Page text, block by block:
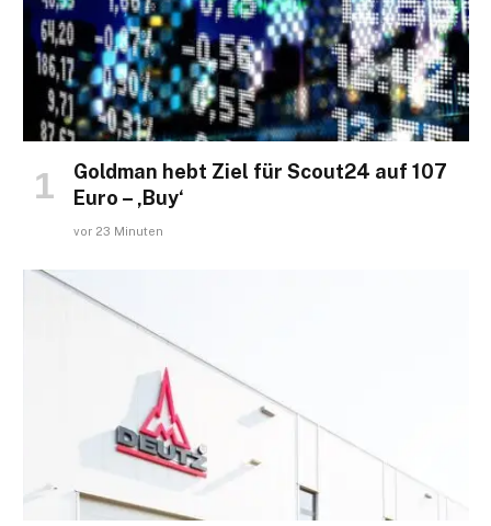
Goldman hebt Ziel für Scout24 auf 107
Euro – ‚Buy‘
vor 23 Minuten